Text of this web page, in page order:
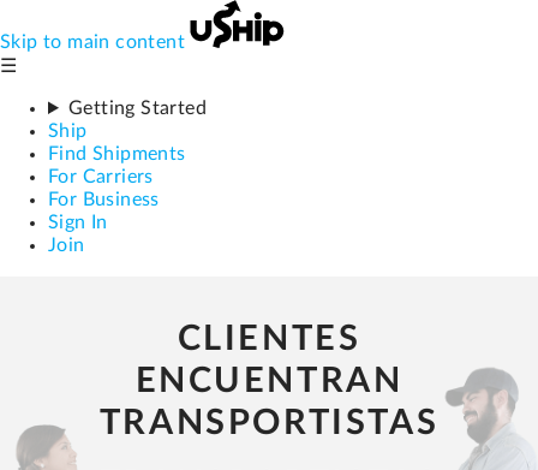
Skip to main content
☰
Getting Started
Ship
Find Shipments
For Carriers
For Business
Sign In
Join
CLIENTES
ENCUENTRAN
TRANSPORTISTAS